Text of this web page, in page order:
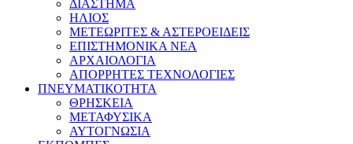
ΔΙΑΣΤΗΜΑ
ΗΛΙΟΣ
ΜΕΤΕΩΡΙΤΕΣ & ΑΣΤΕΡΟΕΙΔΕΙΣ
ΕΠΙΣΤΗΜΟΝΙΚΑ ΝΕΑ
ΑΡΧΑΙΟΛΟΓΙΑ
ΑΠΟΡΡΗΤΕΣ ΤΕΧΝΟΛΟΓΙΕΣ
ΠΝΕΥΜΑΤΙΚΟΤΗΤΑ
ΘΡΗΣΚΕΙΑ
ΜΕΤΑΦΥΣΙΚΑ
ΑΥΤΟΓΝΩΣΙΑ